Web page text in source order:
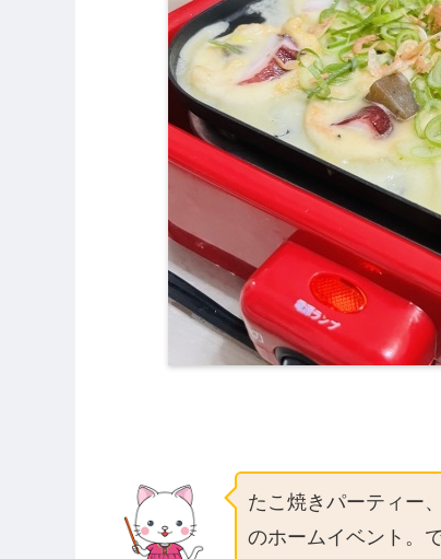
たこ焼きパーティー
のホームイベント。